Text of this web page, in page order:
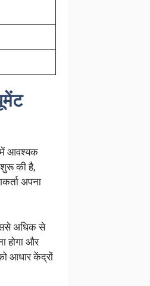
में आवश्यक
की है,
अपना
अधिक से
होगा और
आधार केंद्रों